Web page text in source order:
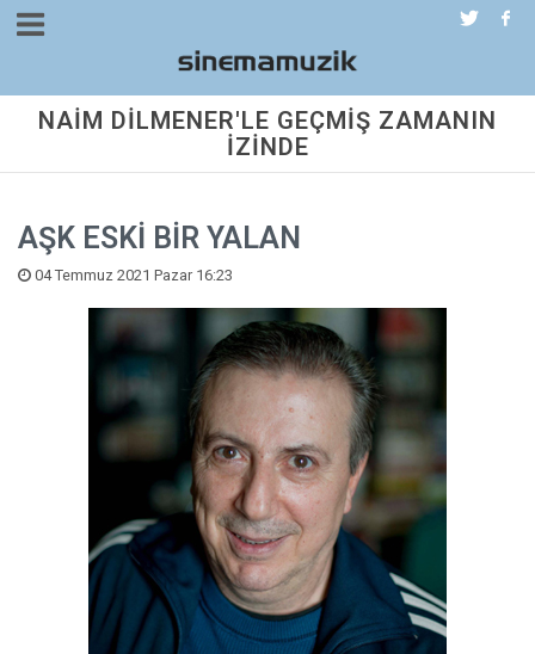
NAİM DİLMENER'LE GEÇMİŞ ZAMANIN
İZİNDE
AŞK ESKİ BİR YALAN
04 Temmuz 2021 Pazar 16:23